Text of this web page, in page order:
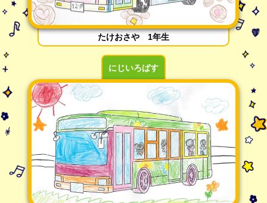
たけおさや 1年生
にじいろばす